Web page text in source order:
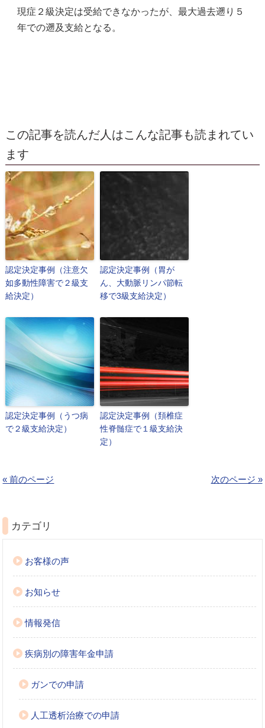
現症２級決定は受給できなかったが、最大過去遡り５
年での遡及支給となる。
この記事を読んだ人はこんな記事も読まれてい
ます
認定決定事例（注意欠
如多動性障害で２級支
給決定）
認定決定事例（胃が
ん、大動脈リンパ節転
移で3級支給決定）
認定決定事例（うつ病
で２級支給決定）
認定決定事例（頚椎症
性脊髄症で１級支給決
定）
« 前のページ 次のページ »
カテゴリ
お客様の声
お知らせ
情報発信
疾病別の障害年金申請
ガンでの申請
人工透析治療での申請